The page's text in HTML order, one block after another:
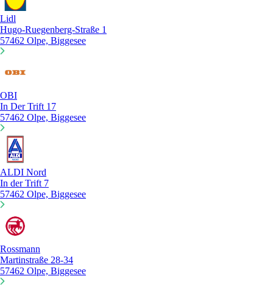
Lidl
Hugo-Ruegenberg-Straße 1
57462 Olpe, Biggesee
OBI
In Der Trift 17
57462 Olpe, Biggesee
ALDI Nord
In der Trift 7
57462 Olpe, Biggesee
Rossmann
Martinstraße 28-34
57462 Olpe, Biggesee